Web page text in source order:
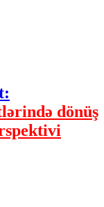
dönüş